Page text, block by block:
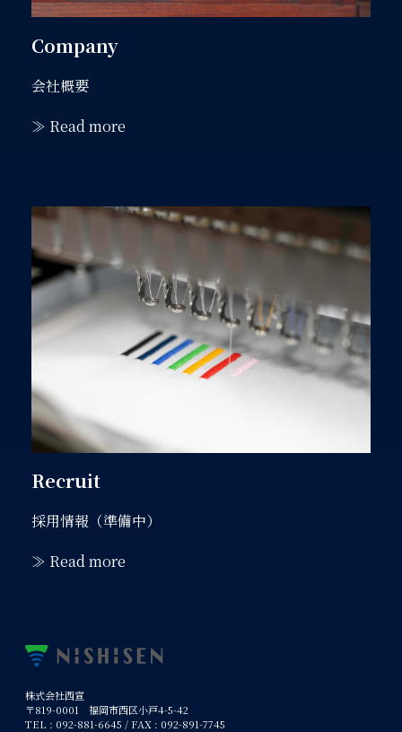
Company
会社概要
≫ Read more
Recruit
採用情報（準備中）
≫ Read more
株式会社西宣
〒819-0001 福岡市西区小戸4-5-42
TEL : 092-881-6645 / FAX : 092-891-7745